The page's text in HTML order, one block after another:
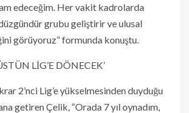
edeceğim. Her vakit kadrolarda
grubu geliştirir ve ulusal
görüyoruz” formunda konuştu.
LİG’E DÖNECEK’
2’nci Lig’e yükselmesinden duyduğu
getiren Çelik, “Orada 7 yıl oynadım,